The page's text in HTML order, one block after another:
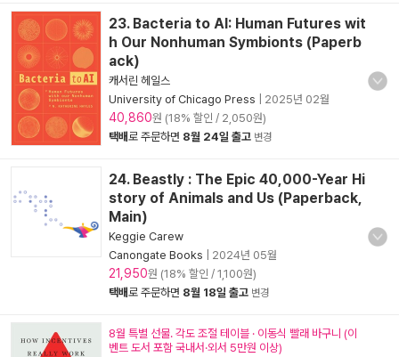
23. Bacteria to AI: Human Futures wit
h Our Nonhuman Symbionts (Paperb
ack)
캐서린 헤일스
University of Chicago Press
2025년 02월
40,860원 (18% 할인 / 2,050원)
택배로 주문하면 8월 24일 출고 변경
24. Beastly : The Epic 40,000-Year Hi
story of Animals and Us (Paperback,
Main)
Keggie Carew
Canongate Books
2024년 05월
21,950원 (18% 할인 / 1,100원)
택배로 주문하면 8월 18일 출고 변경
8월 특별 선물. 각도 조절 테이블 · 이동식 빨래 바구니 (이
벤트 도서 포함 국내서·외서 5만원 이상)